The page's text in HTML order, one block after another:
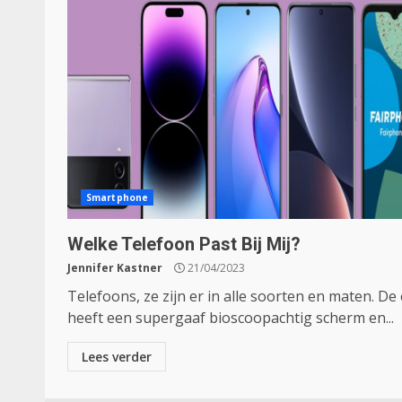
Smartphone
Welke Telefoon Past Bij Mij?
Jennifer Kastner 21/04/2023
Telefoons, ze zijn er in alle soorten en maten. De
heeft een supergaaf bioscoopachtig scherm en...
Lees verder